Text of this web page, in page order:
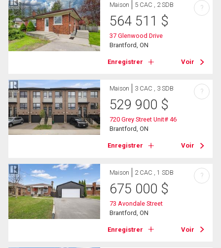
Maison 5 CAC , 2 SDB
564 511 $
37 Glenwood Drive
Brantford, ON
Enregistrer Voir
?
Maison 3 CAC , 3 SDB
529 900 $
720 Grey Street Unit# 46
Brantford, ON
Enregistrer Voir
?
Maison 2 CAC , 1 SDB
675 000 $
73 Avondale Street
Brantford, ON
Enregistrer Voir
?